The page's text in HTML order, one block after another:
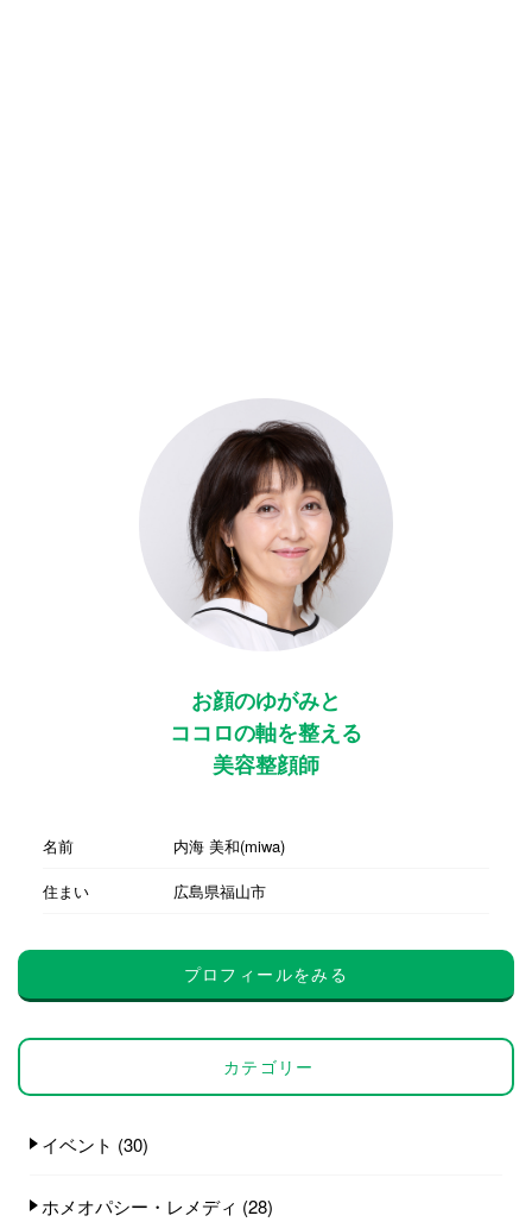
お顔のゆがみと
ココロの軸を整える
美容整顔師
名前
内海 美和(miwa)
住まい
広島県福山市
プロフィールをみる
カテゴリー
イベント (30)
ホメオパシー・レメディ (28)